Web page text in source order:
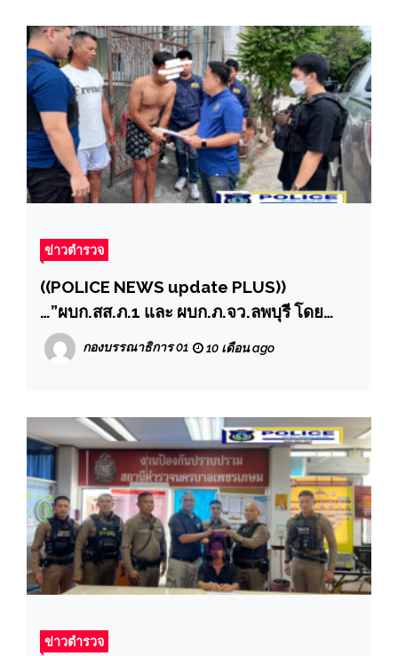
งานที่เกี่ยวข้อง เดินหน้าปราบปราม กวาดจับ
บุหรี่ไฟฟ้าอย่างเด็ดขาด
ข่าวตำรวจ
((POLICE NEWS update PLUS))
…”ผบก.สส.ภ.1 และ ผบก.ภ.จว.ลพบุรี โดย
สส.ภ.จว.ลพบุรีและ สภ.เมือง จว.ลพบุรีนำชุด
ปฎิบัติสืบสวนปราบปราม เข้าทลายสยบเว็บ
กองบรรณาธิการ 01 10 เดือน ago
ข่าวตำรวจ